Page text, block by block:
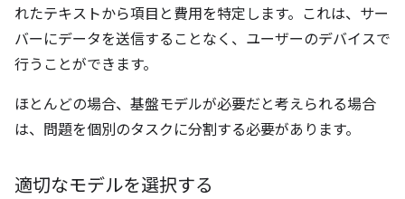
れたテキストから項目と費用を特定します。これは、サー
バーにデータを送信することなく、ユーザーのデバイスで
行うことができます。
ほとんどの場合、基盤モデルが必要だと考えられる場合
は、問題を個別のタスクに分割する必要があります。
適切なモデルを選択する